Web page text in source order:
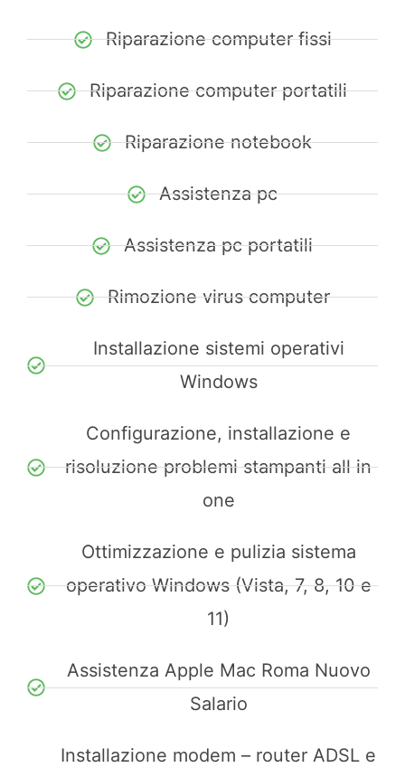
Riparazione computer fissi
Riparazione computer portatili
Riparazione notebook
Assistenza pc
Assistenza pc portatili
Rimozione virus computer
Installazione sistemi operativi
Windows
Configurazione, installazione e
risoluzione problemi stampanti all in
one
Ottimizzazione e pulizia sistema
operativo Windows (Vista, 7, 8, 10 e
11)
Assistenza Apple Mac Roma Nuovo
Salario
Installazione modem – router ADSL e